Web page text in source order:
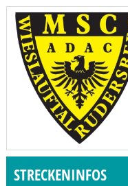
STRECKENINFOS